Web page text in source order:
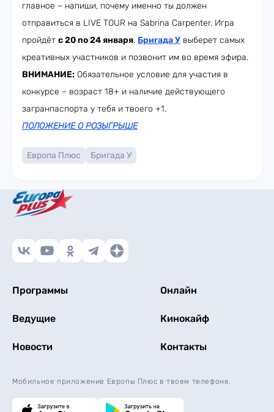
главное – напиши, почему именно ты должен
отправиться в LIVE TOUR на Sabrina Carpenter. Игра
пройдёт с 20 по 24 января. Бригада У выберет самых
креативных участников и позвонит им во время эфира.
ВНИМАНИЕ: Обязательное условие для участия в
конкурсе – возраст 18+ и наличие действующего
загранпаспорта у тебя и твоего +1.
ПОЛОЖЕНИЕ О РОЗЫГРЫШЕ
Европа Плюс Бригада У
Программы Онлайн
Ведущие Кинокайф
Новости Контакты
Мобильное приложение Европы Плюс в твоем телефоне.